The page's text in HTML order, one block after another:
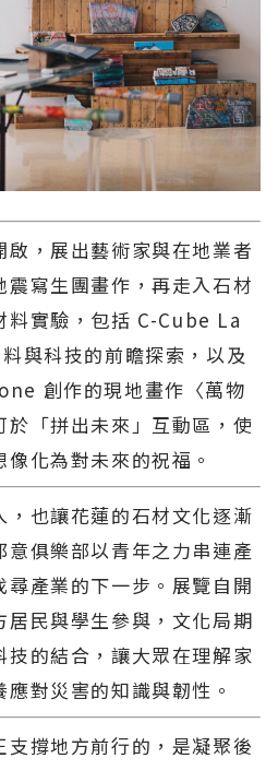
，展出藝術家與在地業者
寫生團畫作，再走入石材
料實驗，包括 C-Cube La
與科技的前瞻探索，以及
創作的現地畫作〈萬物
「拼出未來」互動區，使
化為對未來的祝福。
也讓花蓮的石材文化逐漸
俱樂部以青年之力串連產
產業的下一步。展覽自開
居民與學生參與，文化局期
的結合，讓大眾在理解家
對災害的知識與韌性。
撐地方前行的，是凝聚後